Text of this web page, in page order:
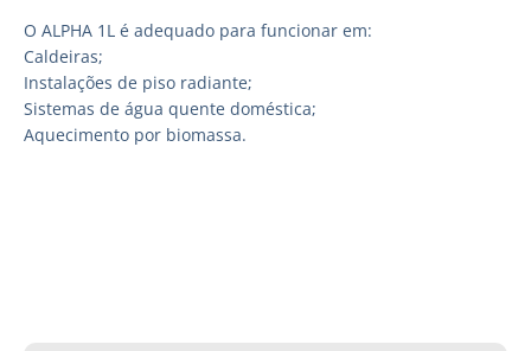
O ALPHA 1L é adequado para funcionar em:
Caldeiras;
Instalações de piso radiante;
Sistemas de água quente doméstica;
Aquecimento por biomassa.